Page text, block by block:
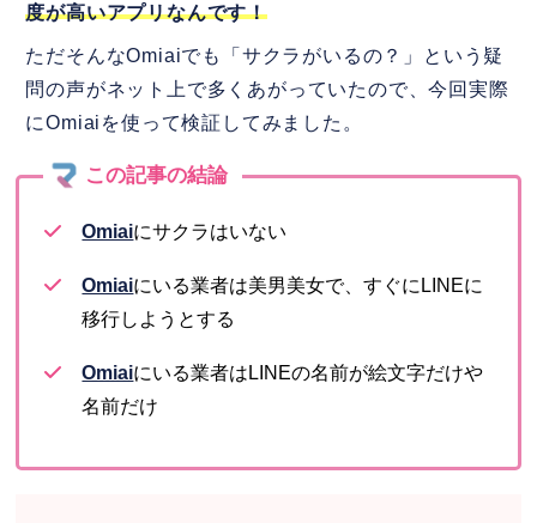
度が高いアプリなんです！
ただそんなOmiaiでも「サクラがいるの？」という疑
問の声がネット上で多くあがっていたので、今回実際
にOmiaiを使って検証してみました。
Omiaiにサクラはいない
Omiaiにいる業者は美男美女で、すぐにLINEに
移行しようとする
Omiaiにいる業者はLINEの名前が絵文字だけや
名前だけ